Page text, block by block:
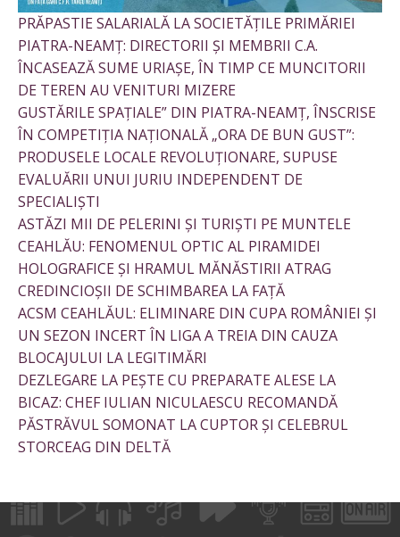
PRĂPASTIE SALARIALĂ LA SOCIETĂȚILE PRIMĂRIEI
PIATRA-NEAMȚ: DIRECTORII ȘI MEMBRII C.A.
ÎNCASEAZĂ SUME URIAȘE, ÎN TIMP CE MUNCITORII
DE TEREN AU VENITURI MIZERE
GUSTĂRILE SPAȚIALE” DIN PIATRA-NEAMȚ, ÎNSCRISE
ÎN COMPETIȚIA NAȚIONALĂ „ORA DE BUN GUST”:
PRODUSELE LOCALE REVOLUȚIONARE, SUPUSE
EVALUĂRII UNUI JURIU INDEPENDENT DE
SPECIALIȘTI
ASTĂZI MII DE PELERINI ȘI TURIȘTI PE MUNTELE
CEAHLĂU: FENOMENUL OPTIC AL PIRAMIDEI
HOLOGRAFICE ȘI HRAMUL MĂNĂSTIRII ATRAG
CREDINCIOȘII DE SCHIMBAREA LA FAȚĂ
ACSM CEAHLĂUL: ELIMINARE DIN CUPA ROMÂNIEI ȘI
UN SEZON INCERT ÎN LIGA A TREIA DIN CAUZA
BLOCAJULUI LA LEGITIMĂRI
DEZLEGARE LA PEȘTE CU PREPARATE ALESE LA
BICAZ: CHEF IULIAN NICULAESCU RECOMANDĂ
PĂSTRĂVUL SOMONAT LA CUPTOR ȘI CELEBRUL
STORCEAG DIN DELTĂ